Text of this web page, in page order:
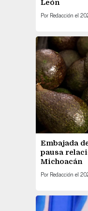
León
Por Redacción el
Embajada
pausa
Michoacán
Por Redacción el